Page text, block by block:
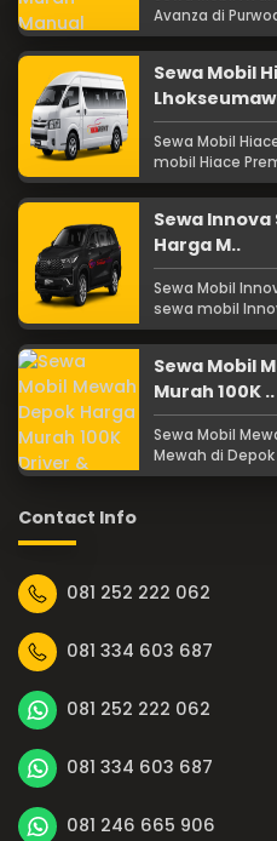
Avanza di
Sewa Mobil
Sewa Mobil
mobil Hiace
Sewa
Harga M..
Sewa Mobil
sewa mobil
Sewa Mobil
Murah 100K ..
Sewa Mobil
Mewah di
Contact Info
081 252 222 062
081 334 603 687
081 252 222 062
081 334 603 687
081 246 665 906